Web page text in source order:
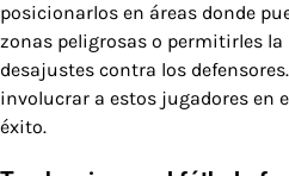
posicionarlos en áreas donde
zonas peligrosas o permitirles la
desajustes contra los
involucrar a estos jugadores en
éxito.